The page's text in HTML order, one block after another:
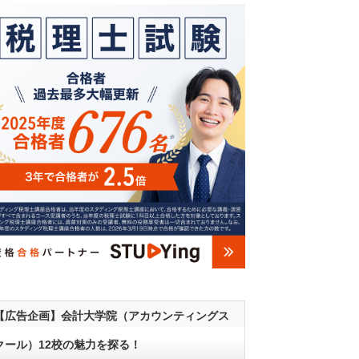
広告企画】会計大学院（アカウンティングス
ール）12校の魅力を探る！